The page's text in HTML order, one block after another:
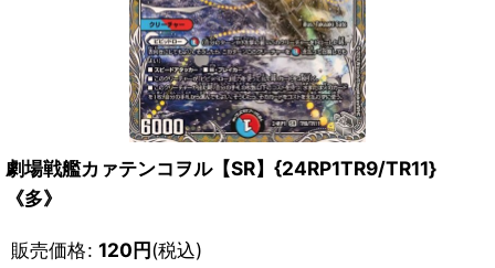
劇場戦艦カァテンコヲル【SR】{24RP1TR9/TR11}
《多》
販売価格: 120円(税込)